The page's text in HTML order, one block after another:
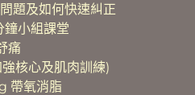
題及如何快速糾正
小組課堂
痛
核心及肌肉訓練)
帶氧消脂